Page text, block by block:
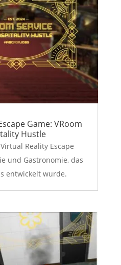
Game: VRoom
Hustle
Reality Escape
und Gastronomie, das
entwickelt wurde.